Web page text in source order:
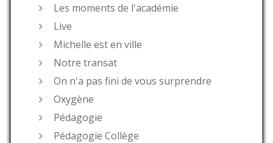
Les moments de l'académie
Live
Michelle est en ville
Notre transat
On n'a pas fini de vous surprendre
Oxygène
Pédagogie
Pédagogie Collège